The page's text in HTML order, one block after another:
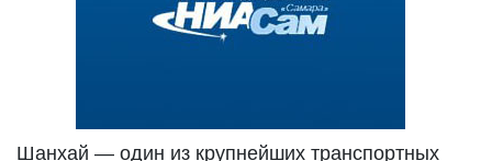
Шанхай — один из крупнейших транспортных